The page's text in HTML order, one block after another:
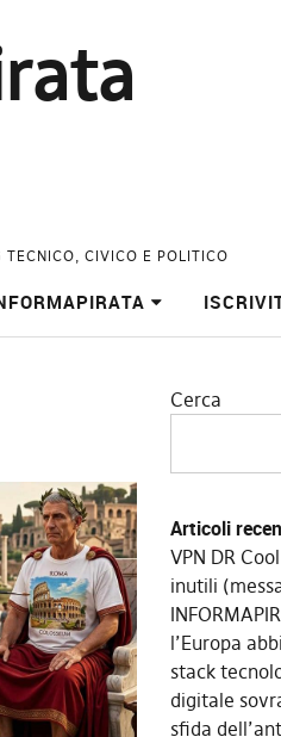
TECNICO, CIVICO E POLITICO
Cerca
Articoli
VPN DR
inutili
l’Europa
stack
digitale
sfida